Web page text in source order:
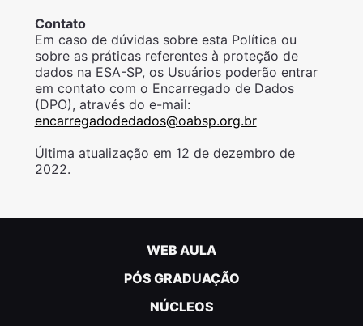
Contato
Em caso de dúvidas sobre esta Política ou
sobre as práticas referentes à proteção de
dados na ESA-SP, os Usuários poderão entrar
em contato com o Encarregado de Dados
(DPO), através do e-mail:
encarregadodedados@oabsp.org.br
Última atualização em 12 de dezembro de
2022.
WEB AULA
PÓS GRADUAÇÃO
NÚCLEOS